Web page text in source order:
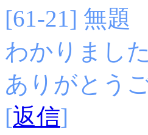
[61-21] 無題
わかりまし
ありがとう
[返信]